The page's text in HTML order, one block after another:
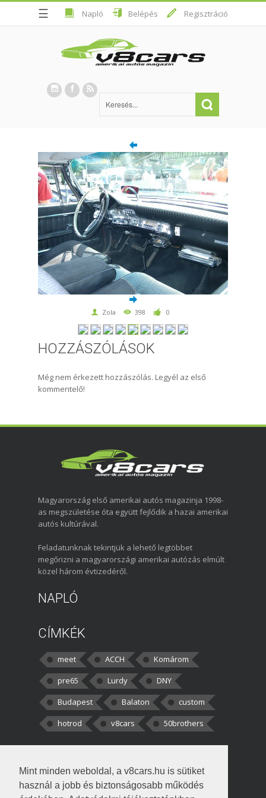
Mint minden weboldal, a v8cars.hu is sütiket
használ a jobb és biztonságosabb működés
☰ Napló Belépés Regisztráció
Zola 398 0
HOZZÁSZÓLÁSOK
Még nem érkezett hozzászólás. Legyél az első
kommentelő!
Magyarország első amerikai autós magazinja 1998-
as megszületése óta együtt fejlődik a hazai amerikai
autós kultúrával.
Feladatunknak tekintjük a lehető legtöbbet
megőrizni a magyarországi amerikai autózás elmúlt
közel három évtizedéről.
NAPLÓ
CÍMKÉK
meet ACCH
Komárom
pre65
Lurdy
DNY
Budapest
Balaton
custom
hotrod
v8cars 50brothers
kortisz:Elszúrtam! Én csak két
darabbaal számoltam. Nem tudtam, hogy fél autót,